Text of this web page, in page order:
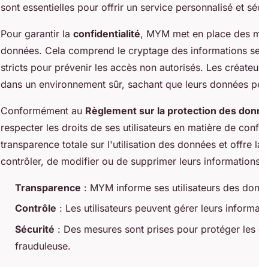
sont essentielles pour offrir un service personnalisé et
Pour garantir la confidentialité, MYM met en place des
données. Cela comprend le cryptage des informations
stricts pour prévenir les accès non autorisés. Les
dans un environnement sûr, sachant que leurs données
Conformément au Règlement sur la protection des
respecter les droits de ses utilisateurs en matière de
transparence totale sur l'utilisation des données et offre
contrôler, de modifier ou de supprimer leurs
Transparence : MYM informe ses utilisateurs des
Contrôle : Les utilisateurs peuvent gérer leurs
Sécurité : Des mesures sont prises pour protéger
frauduleuse.